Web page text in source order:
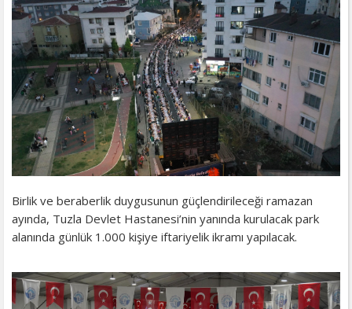
Birlik ve beraberlik duygusunun güçlendirileceği ramazan
ayında, Tuzla Devlet Hastanesi’nin yanında kurulacak park
alanında günlük 1.000 kişiye iftariyelik ikramı yapılacak.